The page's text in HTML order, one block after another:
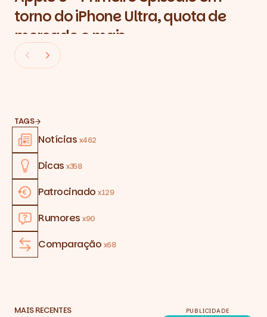
torno do iPhone Ultra, quota de
mercado e mais
TAGS
Notícias x462
Dicasx358
Patrocinadox129
Rumoresx90
Comparação x68
MAIS RECENTES PUBLICIDADE